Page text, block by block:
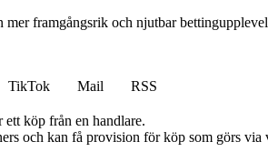
framgångsrik och njutbar
TikTok Mail
RSS
köp från en handlare.
och kan få provision för köp som görs